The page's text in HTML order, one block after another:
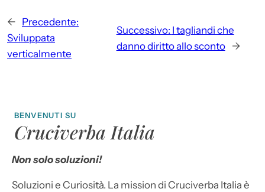
← Precedente:
Sviluppata
verticalmente
Successivo: I tagliandi che
danno diritto allo sconto
→
BENVENUTI SU
Cruciverba Italia
Non solo soluzioni!
Soluzioni e Curiosità. La mission di Cruciverba Italia è